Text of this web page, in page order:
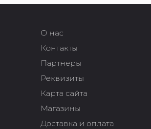
О нас
Контакты
Партнеры
Реквизиты
Карта сайта
Магазины
Доставка и оплата